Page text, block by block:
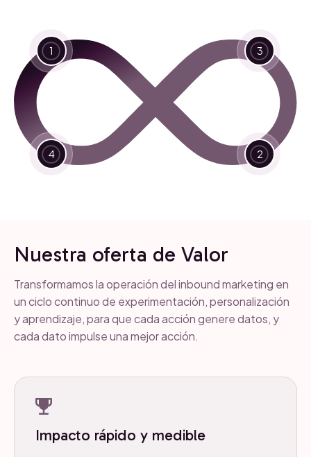
1
2
3
4
Nuestra oferta de Valor
Transformamos la operación del inbound marketing en
un ciclo continuo de experimentación, personalización
y aprendizaje, para que cada acción genere datos, y
cada dato impulse una mejor acción.
Impacto rápido y medible